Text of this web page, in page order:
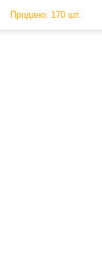
Продано: 170 шт.